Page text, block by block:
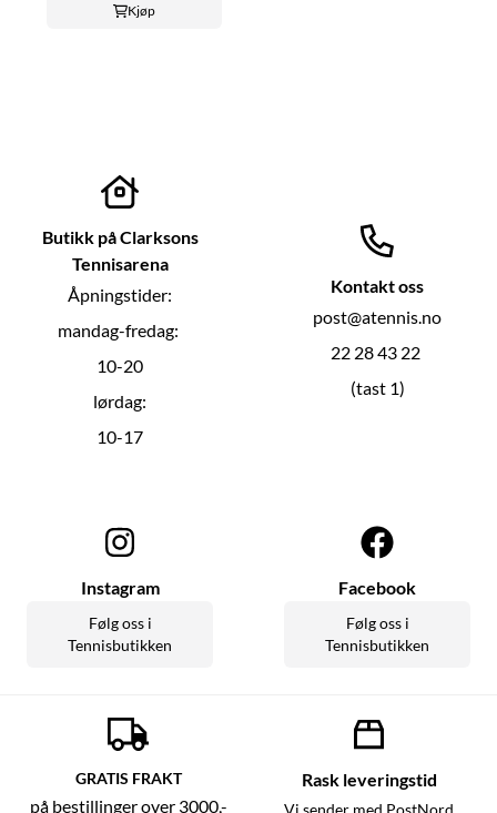
Kjøp
Butikk på Clarksons
Tennisarena
Åpningstider:
mandag-fredag:
10-20
lørdag:
10-17
Kontakt oss
post@atennis.no
22 28 43 22
(tast 1)
Instagram
Følg oss i
Tennisbutikken
Facebook
Følg oss i
Tennisbutikken
GRATIS FRAKT
på bestillinger over 3000,-
Rask leveringstid
Vi sender med PostNord